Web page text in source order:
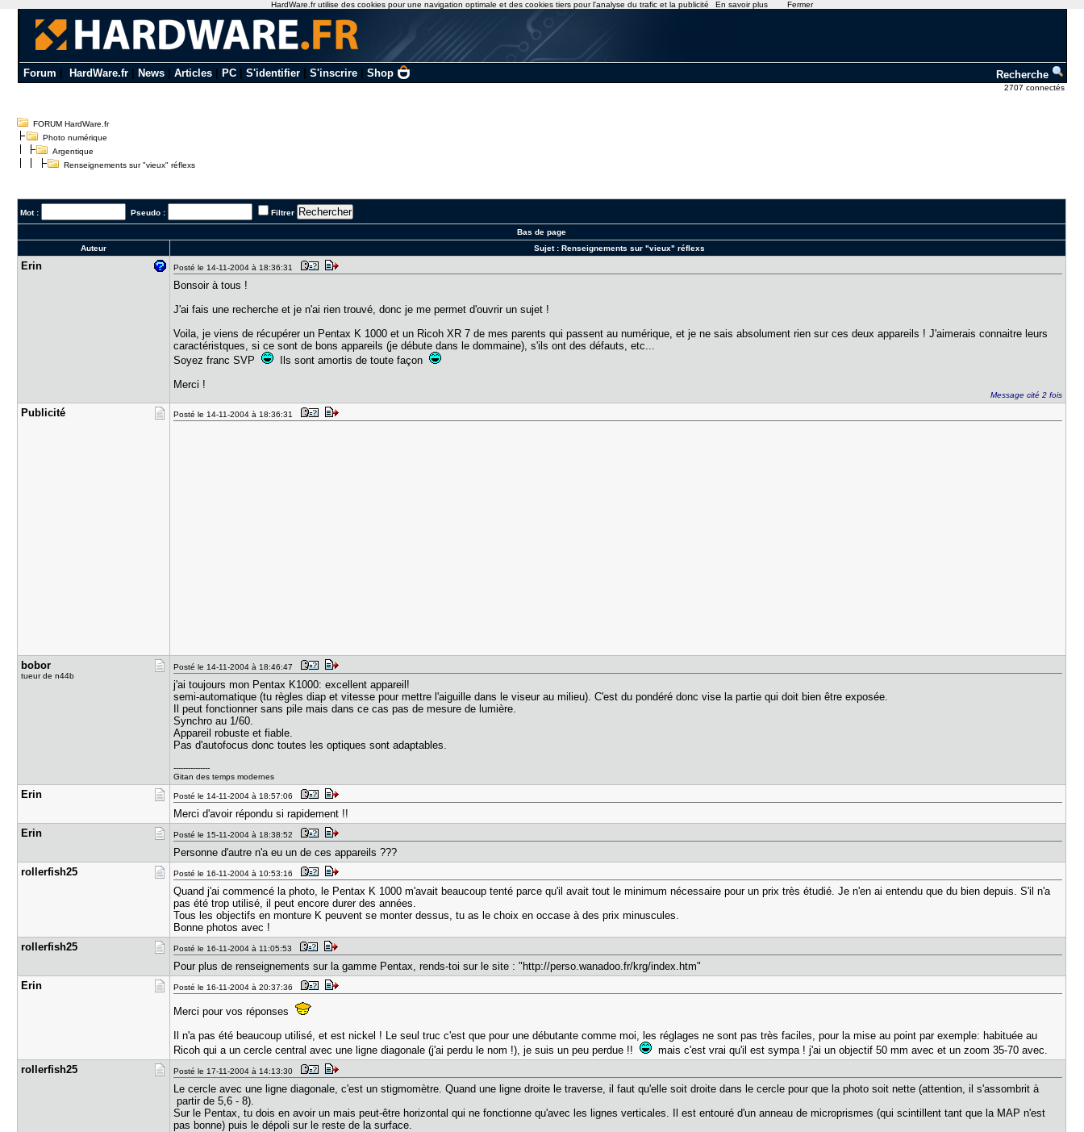
Forum HardWare.fr| News| Articles| PC| S'identifier| S'inscrire| Shop Recherche
2707 connectés
FORUM HardWare.fr
Photo numérique
Argentique
Renseignements sur "vieux" réflexs
Mot : Pseudo : Filtrer
Bas de page
Auteur
Sujet : Renseignements sur "vieux" réflexs
Erin Posté le 14-11-2004 à 18:36:31
Bonsoir à tous !
J'ai fais une recherche et je n'ai rien trouvé, donc je me permet d'ouvrir un sujet !
Voila, je viens de récupérer un Pentax K 1000 et un Ricoh XR 7 de mes parents qui passent au numérique, et je ne sais absolument rien sur ces deux appareils ! J'aimerais connaitre leurs
caractéristques, si ce sont de bons appareils (je débute dans le dommaine), s'ils ont des défauts, etc...
Soyez franc SVP
Ils sont amortis de toute façon
Merci !
Message cité 2 fois
Publicité Posté le 14-11-2004 à 18:36:31
bobor
tueur de n44b
Posté le 14-11-2004 à 18:46:47
j'ai toujours mon Pentax K1000: excellent appareil!
semi-automatique (tu règles diap et vitesse pour mettre l'aiguille dans le viseur au milieu). C'est du pondéré donc vise la partie qui doit bien être exposée.
Il peut fonctionner sans pile mais dans ce cas pas de mesure de lumière.
Synchro au 1/60.
Appareil robuste et fiable.
Pas d'autofocus donc toutes les optiques sont adaptables.
---------------
Gitan des temps modernes
Erin Posté le 14-11-2004 à 18:57:06
Merci d'avoir répondu si rapidement !!
Erin
Posté le 15-11-2004 à 18:38:52
Personne d'autre n'a eu un de ces appareils ???
rollerfish​25
Posté le 16-11-2004 à 10:53:16
Quand j'ai commencé la photo, le Pentax K 1000 m'avait beaucoup tenté parce qu'il avait tout le minimum nécessaire pour un prix très étudié. Je n'en ai entendu que du bien depuis. S'il n'a
pas été trop utilisé, il peut encore durer des années.
Tous les objectifs en monture K peuvent se monter dessus, tu as le choix en occase à des prix minuscules.
Bonne photos avec !
rollerfish​25
Posté le 16-11-2004 à 11:05:53
Pour plus de renseignements sur la gamme Pentax, rends-toi sur le site : "http://perso.wanadoo.fr/krg/index.htm"
Erin
Posté le 16-11-2004 à 20:37:36
Merci pour vos réponses
Il n'a pas été beaucoup utilisé, et est nickel ! Le seul truc c'est que pour une débutante comme moi, les réglages ne sont pas très faciles, pour la mise au point par exemple: habituée au
Ricoh qui a un cercle central avec une ligne diagonale (j'ai perdu le nom !), je suis un peu perdue !!
mais c'est vrai qu'il est sympa ! j'ai un objectif 50 mm avec et un zoom 35-70 avec.
rollerfish​25
Posté le 17-11-2004 à 14:13:30
Le cercle avec une ligne diagonale, c'est un stigmomètre. Quand une ligne droite le traverse, il faut qu'elle soit droite dans le cercle pour que la photo soit nette (attention, il s'assombrit à
partir de 5,6 - 8).
Sur le Pentax, tu dois en avoir un mais peut-être horizontal qui ne fonctionne qu'avec les lignes verticales. Il est entouré d'un anneau de microprismes (qui scintillent tant que la MAP n'est
pas bonne) puis le dépoli sur le reste de la surface.
HardWare.fr utilise des cookies pour une navigation optimale et des cookies tiers pour l'analyse du trafic et la publicité En savoir plus Fermer